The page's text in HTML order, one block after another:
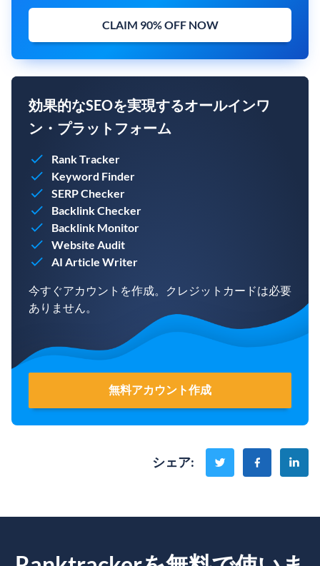
CLAIM 90% OFF NOW
効果的なSEOを実現するオールインワ
ン・プラットフォーム
Rank Tracker
Keyword Finder
SERP Checker
Backlink Checker
Backlink Monitor
Website Audit
AI Article Writer
今すぐアカウントを作成。クレジットカードは必要
ありません。
無料アカウント作成
シェア: